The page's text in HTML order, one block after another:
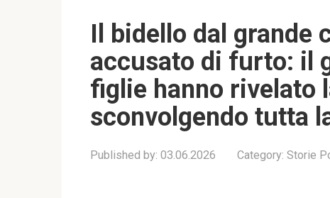
Il bidello dal grande
accusato di furto: il
figlie hanno rivelato
sconvolgendo tutta
Published by: 03.06.2026 Category: Storie